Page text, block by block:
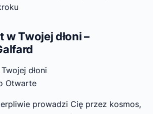
Twojej dłoni –
Otwarte
prowadzi Cię przez kosmos,